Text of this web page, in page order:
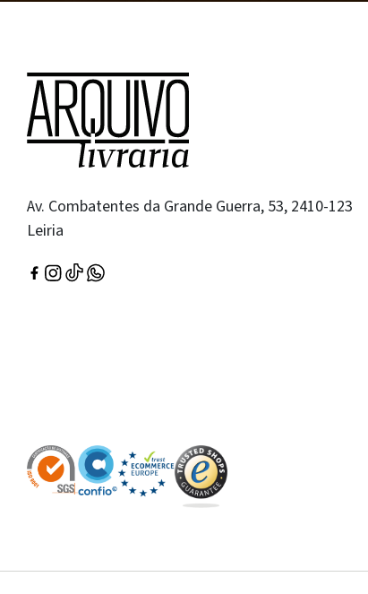
Av. Combatentes da Grande Guerra, 53, 2410-123
Leiria